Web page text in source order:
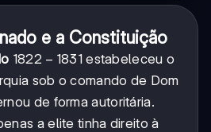
e a Constituição
1822-
1831
1822 − 1831estabeleceu o
sob o comando de Dom
de forma autoritária.
a elite tinha direito à